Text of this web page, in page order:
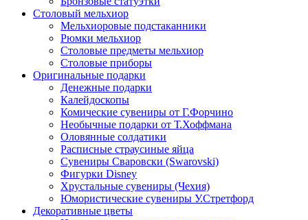
Столовый мельхиор
Мельхиоровые подстаканники
Рюмки мельхиор
Столовые предметы мельхиор
Столовые приборы
Оригинальные подарки
Денежные подарки
Калейдоскопы
Комические сувениры от Г.Форчино
Необычные подарки от Т.Хоффмана
Оловянные солдатики
Расписные страусиные яйца
Сувениры Сваровски (Swarovski)
Фигурки Disney
Хрустальные сувениры (Чехия)
Юмористические сувениры У.Стретфорд
Декоративные цветы